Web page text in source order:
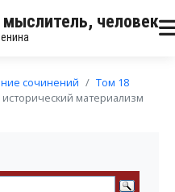
человек
сочинений
Том 18
материализм